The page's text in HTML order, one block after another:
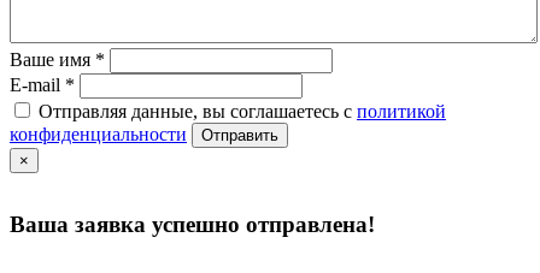
Ваше имя *
E-mail *
Отправляя данные, вы соглашаетесь с политикой
конфиденциальности
Отправить
×
Ваша заявка успешно отправлена!